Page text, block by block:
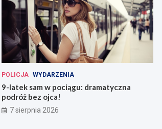
POLICJA WYDARZENIA
9-latek sam w pociągu: dramatyczna
podróż bez ojca!
7 sierpnia 2026